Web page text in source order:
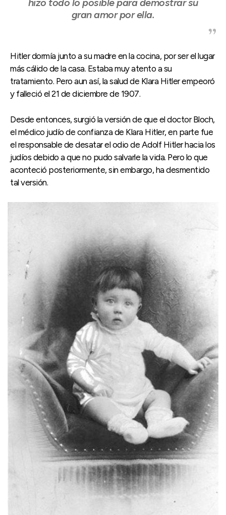
gran amor por ella.
Hitler dormía junto a su madre en la cocina, por ser el lugar
más cálido de la casa. Estaba muy atento a su
tratamiento. Pero aun así, la salud de Klara Hitler empeoró
y falleció el 21 de diciembre de 1907.
Desde entonces, surgió la versión de que el doctor Bloch,
el médico judío de confianza de Klara Hitler, en parte fue
el responsable de desatar el odio de Adolf Hitler hacia los
judíos debido a que no pudo salvarle la vida. Pero lo que
aconteció posteriormente, sin embargo, ha desmentido
tal versión.